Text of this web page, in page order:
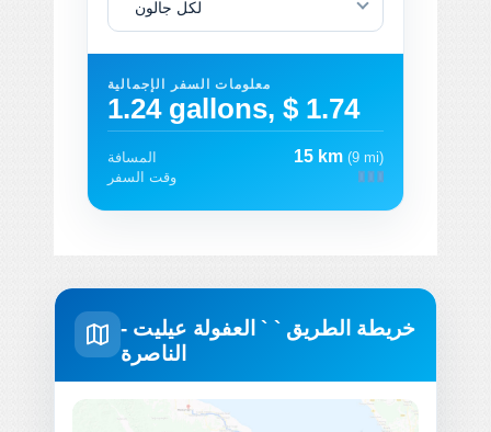
لكل جالون
معلومات السفر الإجمالية
1.24 gallons, $ 1.74
المسافة 15 km (9 mi)
وقت السفر
خريطة الطريق ` ` العفولة عيليت -
الناصرة